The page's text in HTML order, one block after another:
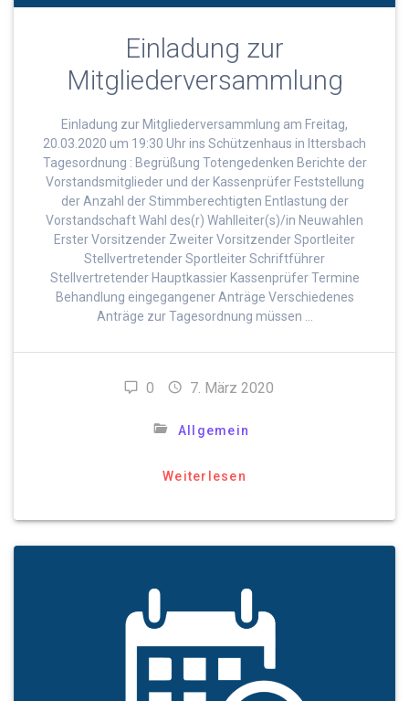
Einladung zur
Mitgliederversammlung
Einladung zur Mitgliederversammlung am Freitag,
20.03.2020 um 19:30 Uhr ins Schützenhaus in Ittersbach
Tagesordnung : Begrüßung Totengedenken Berichte der
Vorstandsmitglieder und der Kassenprüfer Feststellung
der Anzahl der Stimmberechtigten Entlastung der
Vorstandschaft Wahl des(r) Wahlleiter(s)/in Neuwahlen
Erster Vorsitzender Zweiter Vorsitzender Sportleiter
Stellvertretender Sportleiter Schriftführer
Stellvertretender Hauptkassier Kassenprüfer Termine
Behandlung eingegangener Anträge Verschiedenes
Anträge zur Tagesordnung müssen …
0 7. März 2020
Allgemein
Weiterlesen